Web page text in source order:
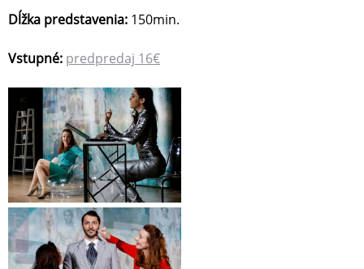
Dĺžka predstavenia: 150min.
Vstupné: predpredaj 16€